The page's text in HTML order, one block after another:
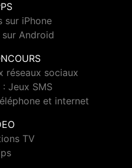
sur iPhone
Android
réseaux sociaux
Jeux SMS
et internet
TV